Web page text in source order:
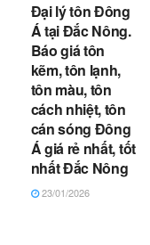
Đại lý tôn Đông
Á tại Đắc Nông.
Báo giá tôn
kẽm, tôn lạnh,
tôn màu, tôn
cách nhiệt, tôn
cán sóng Đông
Á giá rẻ nhất, tốt
nhất Đắc Nông
23/01/2026